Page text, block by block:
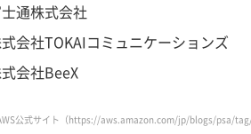
通株式会社
会社TOKAIコミュニケーションズ
会社BeeX
公式サイト（https://aws.amazon.com/jp/blogs/psa/